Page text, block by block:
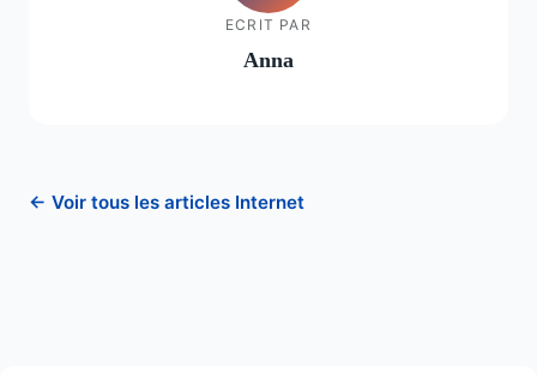
ECRIT PAR
Anna
← Voir tous les articles Internet